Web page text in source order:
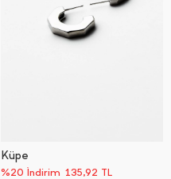
Küpe
%20 İndirim 135,92 TL